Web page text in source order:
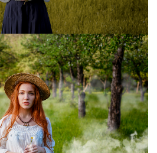
hãy lựa chọn